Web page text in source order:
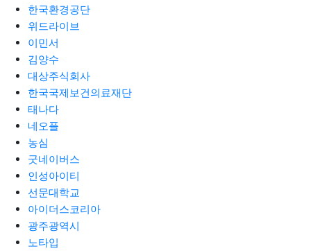
한국환경공단
위드라이브
이민서
김양수
대상주식회사
한국국제보건의료재단
태나다
네오플
농심
굿네이버스
인성아이티
선문대학교
아이더스코리아
광주광역시
노타입